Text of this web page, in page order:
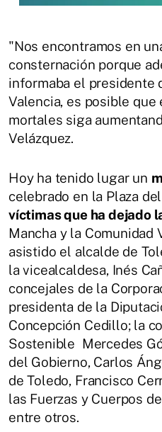
"Nos encontramos en
consternación porque
informaba el presidente
Valencia, es posible que
mortales siga
Velázquez.
Hoy ha tenido lugar un
celebrado en la Plaza
víctimas que ha dejado
Mancha y la Comunidad
asistido el alcalde de
la vicealcaldesa, Inés
concejales de la
presidenta de la
Concepción Cedillo; la
Sostenible Mercedes
del Gobierno, Carlos
de Toledo, Francisco
las Fuerzas y Cuerpos
entre otros.